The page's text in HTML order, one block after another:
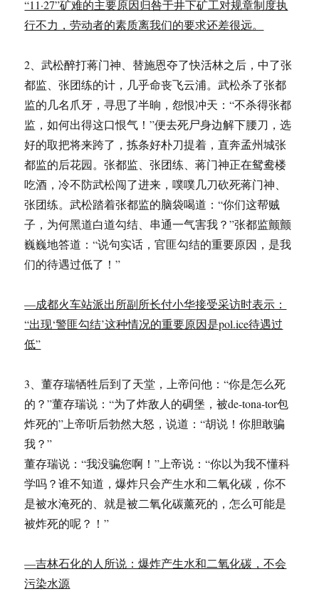
“11·27”矿难的主要原因归咎于井下矿工对规章制度执
行不力，劳动者的素质离我们的要求还差很远。
2、武松醉打蒋门神、替施恩夺了快活林之后，中了张
都监、张团练的计，几乎命丧飞云浦。武松杀了张都
监的几名爪牙，寻思了半晌，怨恨冲天：“不杀得张都
监，如何出得这口恨气！”便去死尸身边解下腰刀，选
好的取把将来跨了，拣条好朴刀提着，直奔孟州城张
都监的后花园。张都监、张团练、蒋门神正在鸳鸯楼
吃酒，冷不防武松闯了进来，噗噗几刀砍死蒋门神、
张团练。武松踏着张都监的脑袋喝道：“你们这帮贼
子，为何黑道白道勾结、串通一气害我？”张都监颤颤
巍巍地答道：“说句实话，官匪勾结的重要原因，是我
们的待遇过低了！”
—成都火车站派出所副所长付小华接受采访时表示：
“出现‘警匪勾结’这种情况的重要原因是pol.ice待遇过
低”
3、董存瑞牺牲后到了天堂，上帝问他：“你是怎么死
的？”董存瑞说：“为了炸敌人的碉堡，被de-tona-tor包
炸死的”上帝听后勃然大怒，说道：“胡说！你胆敢骗
我？”
董存瑞说：“我没骗您啊！”上帝说：“你以为我不懂科
学吗？谁不知道，爆炸只会产生水和二氧化碳，你不
是被水淹死的、就是被二氧化碳薰死的，怎么可能是
被炸死的呢？！”
—吉林石化的人所说：爆炸产生水和二氧化碳，不会
污染水源